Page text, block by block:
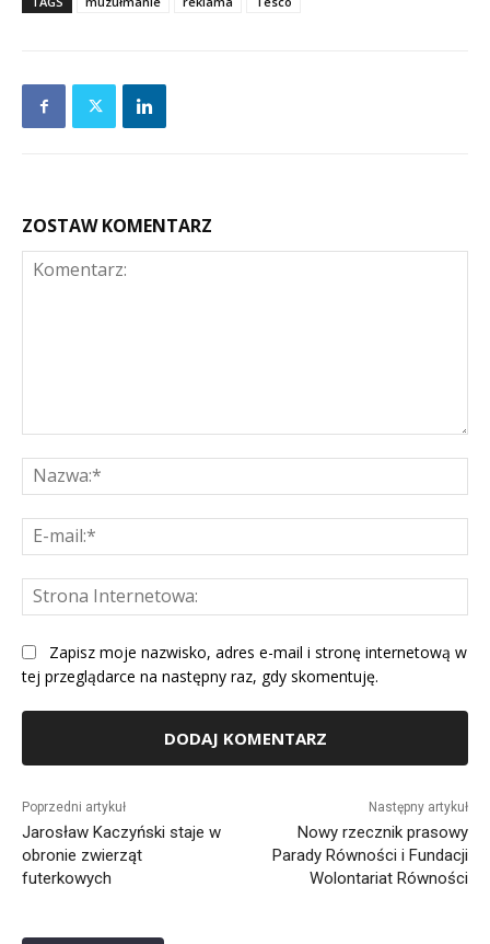
ZOSTAW KOMENTARZ
Zapisz moje nazwisko, adres e-mail i stronę internetową w
tej przeglądarce na następny raz, gdy skomentuję.
Poprzedni artykuł
Jarosław Kaczyński staje w
obronie zwierząt
futerkowych
Następny artykuł
Nowy rzecznik prasowy
Parady Równości i Fundacji
Wolontariat Równości